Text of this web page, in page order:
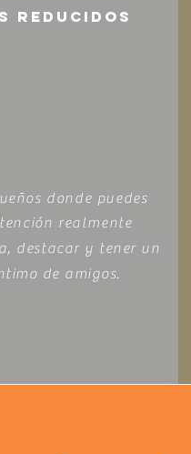
REDUCIDOS
donde puedes
realmente
destacar y tener un
de amigos.